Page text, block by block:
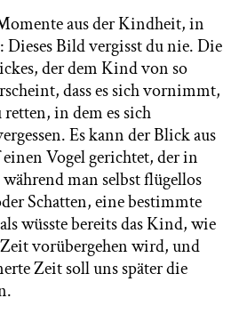
aus der Kindheit, in
Dieses Bild vergisst du nie. Die
der dem Kind von so
dass es sich vornimmt,
in dem es sich
Es kann der Blick aus
Vogel gerichtet, der in
man selbst flügellos
Schatten, eine bestimmte
wüsste bereits das Kind, wie
vorübergehen wird, und
Zeit soll uns später die